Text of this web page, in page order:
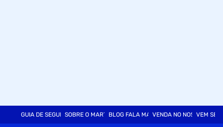
GUIA DE SEGURANÇASOBRE O MARTINSBLOG FALA MARTVENDA NO NOSSO SITE
VEM SER